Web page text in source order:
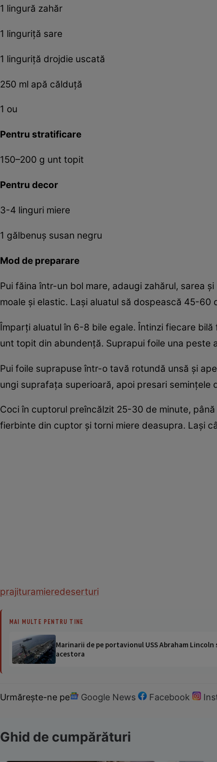
1 lingură zahăr
1 linguriță sare
1 linguriță drojdie uscată
250 ml apă călduță
1 ou
Pentru stratificare
150–200 g unt topit
Pentru decor
3-4 linguri miere
1 gălbenuș susan negru
Mod de preparare
Pui făina într-un bol mare, adaugi zahărul, sarea
moale și elastic. Lași aluatul să dospească 45-60
Împarți aluatul în 6-8 bile egale. Întinzi fiecare
unt topit din abundență. Suprapui foile una
Pui foile suprapuse într-o tavă rotundă unsă și
ungi suprafața superioară, apoi presari semințele
Coci în cuptorul preîncălzit 25-30 de minute,
fierbinte din cuptor și torni miere deasupra. Lași
prajituramieredeserturi
MAI MULTE PENTRU TINE
Marinarii de pe portavionul USS Abraham
acestora
Urmărește-ne pe Google News Facebook
Ghid de cumpărături